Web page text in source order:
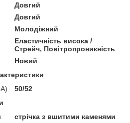
Довгий
Довгий
Молодіжний
Еластичність висока /
Стрейч, Повітропроникність
Новий
50/52
стрічка з вшитими каменями